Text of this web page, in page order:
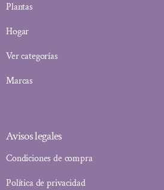
Plantas
Hogar
Ver categorías
Marcas
Avisos legales
Condiciones de compra
Política de privacidad